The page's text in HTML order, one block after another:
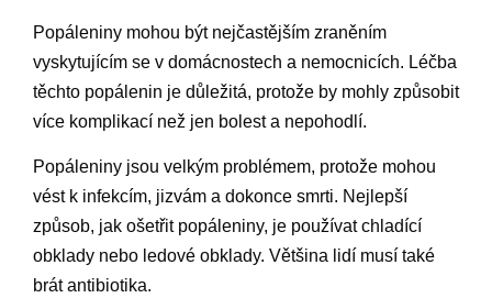
Popáleniny mohou být nejčastějším zraněním
vyskytujícím se v domácnostech a nemocnicích. Léčba
těchto popálenin je důležitá, protože by mohly způsobit
více komplikací než jen bolest a nepohodlí.
Popáleniny jsou velkým problémem, protože mohou
vést k infekcím, jizvám a dokonce smrti. Nejlepší
způsob, jak ošetřit popáleniny, je používat chladící
obklady nebo ledové obklady. Většina lidí musí také
brát antibiotika.